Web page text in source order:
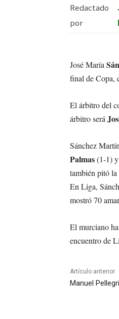
Redactado
por
José María
final de Copa,
El árbitro del
árbitro será
Sánchez
Palmas(1-1)
también pitó la
En Liga,
mostró 70
El murciano
encuentro de
Artículo anterior
Manuel